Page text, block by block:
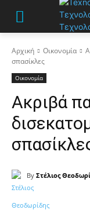
Αρχική Οικονομία
σπασίκλες
Οικονομία
Ακριβά
By Στέλιος